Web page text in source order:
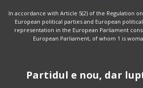
In accordance with Article 5(2) of the Regulation
European political parties and European
representation in the European Parliament
European Parliament, of whom 1 is
Partidul e nou, dar